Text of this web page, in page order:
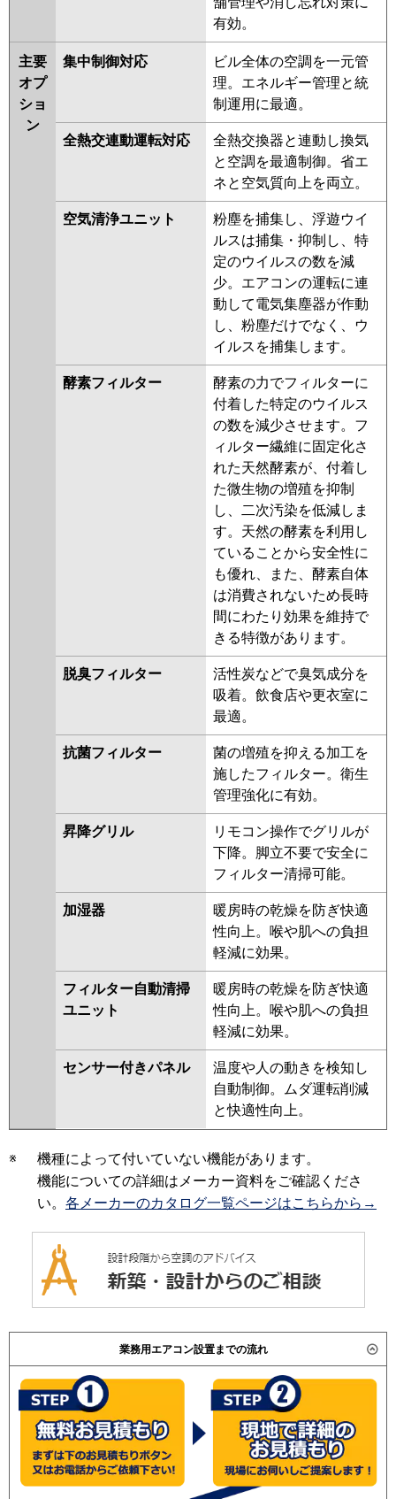
有効。
主要
オプ
ショ
ン
集中制御対応
ビル全体の空調を一元管
理。エネルギー管理と統
制運用に最適。
全熱交連動運転対応
全熱交換器と連動し換気
と空調を最適制御。省エ
ネと空気質向上を両立。
空気清浄ユニット
粉塵を捕集し、浮遊ウイ
ルスは捕集・抑制し、特
定のウイルスの数を減
少。エアコンの運転に連
動して電気集塵器が作動
し、粉塵だけでなく、ウ
イルスを捕集します。
酵素フィルター
酵素の力でフィルターに
付着した特定のウイルス
の数を減少させます。フ
ィルター繊維に固定化さ
れた天然酵素が、付着し
た微生物の増殖を抑制
し、二次汚染を低減しま
す。天然の酵素を利用し
ていることから安全性に
も優れ、また、酵素自体
は消費されないため長時
間にわたり効果を維持で
きる特徴があります。
脱臭フィルター
活性炭などで臭気成分を
吸着。飲食店や更衣室に
最適。
抗菌フィルター
菌の増殖を抑える加工を
施したフィルター。衛生
管理強化に有効。
昇降グリル
リモコン操作でグリルが
下降。脚立不要で安全に
フィルター清掃可能。
加湿器
暖房時の乾燥を防ぎ快適
性向上。喉や肌への負担
軽減に効果。
フィルター自動清掃
ユニット
暖房時の乾燥を防ぎ快適
性向上。喉や肌への負担
軽減に効果。
センサー付きパネル
温度や人の動きを検知し
自動制御。ムダ運転削減
と快適性向上。
※
機種によって付いていない機能があります。
機能についての詳細はメーカー資料をご確認くださ
い。 各メーカーのカタログ一覧ページはこちらから→
業務用エアコン設置までの流れ